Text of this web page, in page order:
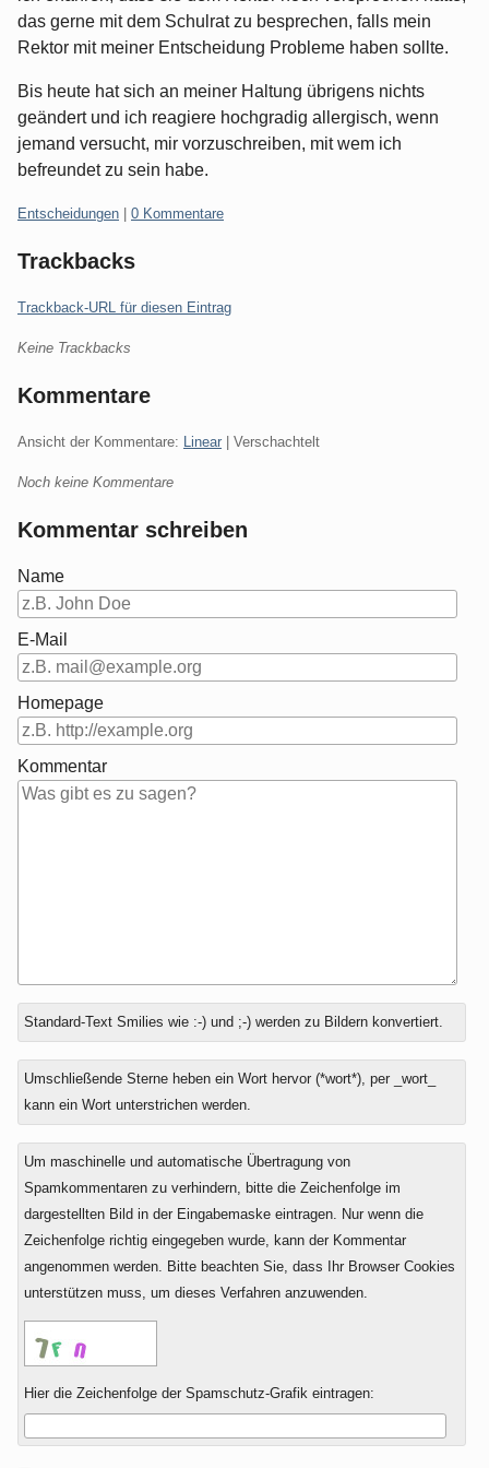
das gerne mit dem Schulrat zu besprechen, falls mein
Rektor mit meiner Entscheidung Probleme haben sollte.
Bis heute hat sich an meiner Haltung übrigens nichts
geändert und ich reagiere hochgradig allergisch, wenn
jemand versucht, mir vorzuschreiben, mit wem ich
befreundet zu sein habe.
Kategorien:
Entscheidungen 0 Kommentare
Trackbacks
Trackback-URL für diesen Eintrag
Keine Trackbacks
Kommentare
Ansicht der Kommentare: Linear | Verschachtelt
Noch keine Kommentare
Kommentar schreiben
Name
E-Mail
Homepage
Kommentar
Antwort
zu
Standard-Text Smilies wie :-) und ;-) werden zu Bildern konvertiert.
Umschließende Sterne heben ein Wort hervor (*wort*), per _wort_
kann ein Wort unterstrichen werden.
Um maschinelle und automatische Übertragung von
Spamkommentaren zu verhindern, bitte die Zeichenfolge im
dargestellten Bild in der Eingabemaske eintragen. Nur wenn die
Zeichenfolge richtig eingegeben wurde, kann der Kommentar
angenommen werden. Bitte beachten Sie, dass Ihr Browser Cookies
unterstützen muss, um dieses Verfahren anzuwenden.
Hier die Zeichenfolge der Spamschutz-Grafik eintragen: